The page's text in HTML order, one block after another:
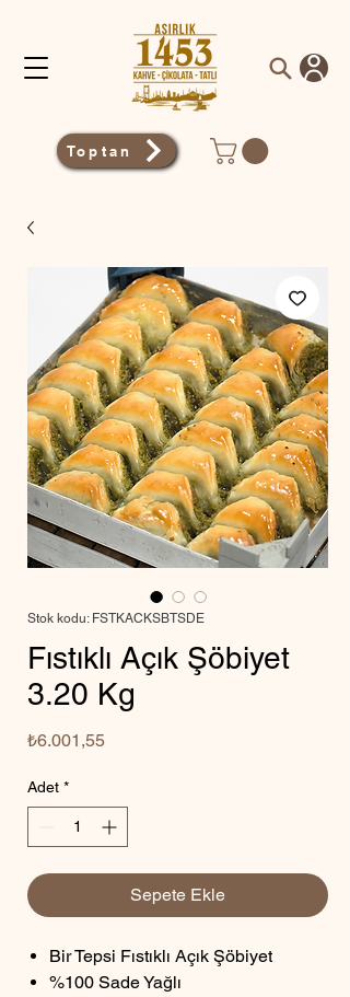
Toptan
Stok kodu: FSTKACKSBTSDE
Fıstıklı Açık Şöbiyet
3.20 Kg
₺6.001,55Fiyat
Adet *
Sepete Ekle
Bir Tepsi Fıstıklı Açık Şöbiyet
%100 Sade Yağlı